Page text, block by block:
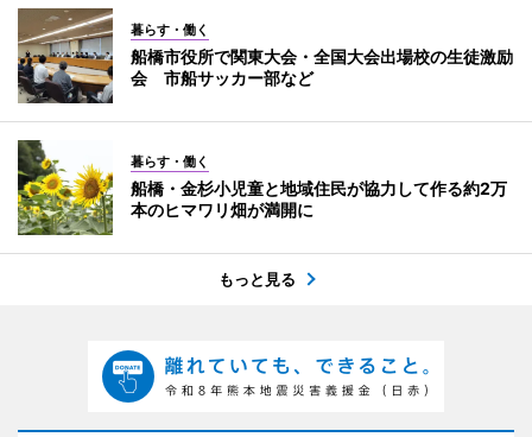
暮らす・働く
船橋市役所で関東大会・全国大会出場校の生徒激励
会 市船サッカー部など
暮らす・働く
船橋・金杉小児童と地域住民が協力して作る約2万
本のヒマワリ畑が満開に
もっと見る